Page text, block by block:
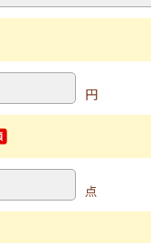
円
点